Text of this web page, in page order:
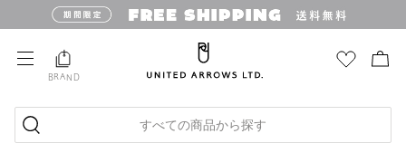
BRAND
すべての商品から探す